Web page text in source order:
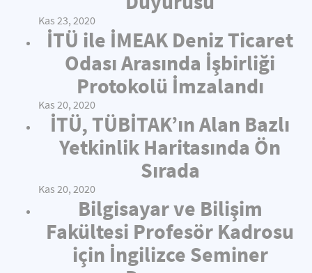
Kas 23, 2020
İTÜ ile İMEAK Deniz Ticaret
Odası Arasında İşbirliği
Protokolü İmzalandı
Kas 20, 2020
İTÜ, TÜBİTAK’ın Alan Bazlı
Yetkinlik Haritasında Ön
Sırada
Kas 20, 2020
Bilgisayar ve Bilişim
Fakültesi Profesör Kadrosu
için İngilizce Seminer